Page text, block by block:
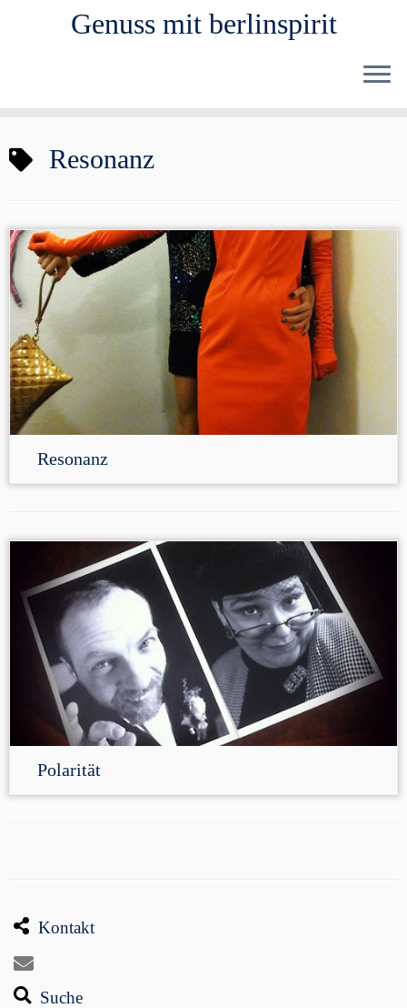
Inhalt
Genuss mit berlinspirit
Resonanz
Resonanz
Polarität
Kontakt
Suche